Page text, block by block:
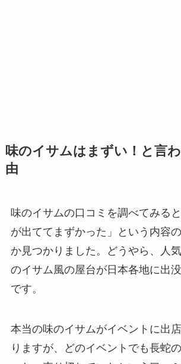
味のイサムはまずい！と言
由
味のイサムの口コミを調べてみる
が出ててまずかった」という内容
か見つかりました。どうやら、人
のイサム風の屋台が日本各地に出
です。
本当の味のイサムがイベントに出
りますが、どのイベントでも長蛇